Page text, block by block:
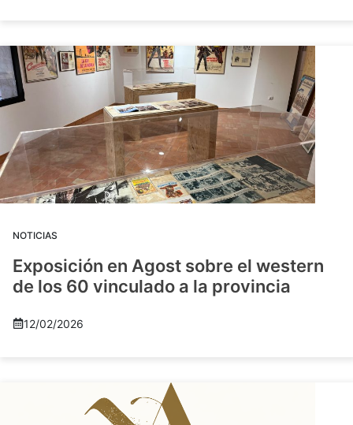
NOTICIAS
Exposición en Agost sobre el western
de los 60 vinculado a la provincia
12/02/2026